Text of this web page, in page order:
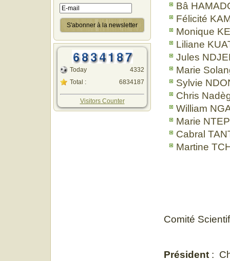
Today
Total :
4332
6834187
Visitors Counter
Bâ
Félicité
Monique
Liliane
Jules
Marie
Sylvie
Chris
William
Marie
Cabral
Martine
Comité
Président :